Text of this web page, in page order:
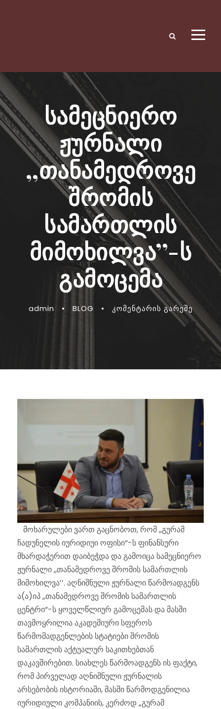
სამეცნიერო
ჟურნალი
,,თანამედროვე
შრომის
სამართლის
მიმოხილვა’’-ს
გამოცემა
admin • BLOG • კომენტარის გარეშე
მოხარულები ვართ გაცნობოთ, რომ ,,გურამ
ჩადუნელის იურიდიუი ოფისი“-ს ფინანსური
მხარდაჭერით დაიბეჭდა და გამოიცა სამეცნიერო
ჟურნალი ,,თანამედროვე შრომის სამართლის
მიმოხილვა’’. აღნიშნული ჟურნალი წარმოადგენს
ა(ა)იპ ,,თანამედროვე შრომის სამართლის
ცენტრი“-ს ყოველწლიურ გამოცემას და მასში
თავმოყრილია აკადემიური სფეროს
წარმომადგენლების სტატიები შრომის
სამართლის აქტუალურ საკითხებთან
დაკავშირებით. სიახლეს წარმოადგენს ის ფაქტი,
რომ პირველად აღნიშნული ჟურნალის
არსებობის ისტორიაში, მასში წარმოდგენილია
იურიდიული კომპანიის, კერძოდ „გურამ